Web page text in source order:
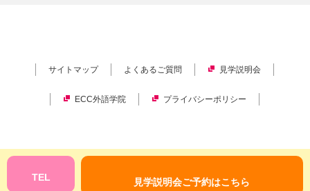
TEL 見学説明会ご予約はこちら
サイトマップ よくあるご質問 見学説明会
ECC外語学院 プライバシーポリシー
All rights reserved.